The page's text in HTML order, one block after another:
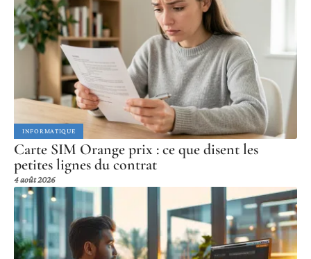
INFORMATIQUE
Carte SIM Orange prix : ce que disent les
petites lignes du contrat
4 août 2026